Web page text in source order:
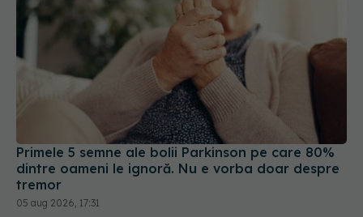
Primele 5 semne ale bolii Parkinson pe care 80%
dintre oameni le ignoră. Nu e vorba doar despre
05 aug 2026, 17:31